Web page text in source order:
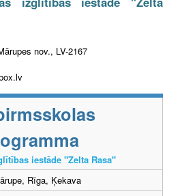
nov., LV-2167
iestāde "Zelta Rasa"
Rīga, Ķekava